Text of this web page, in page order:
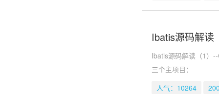
Ibatis源码解读
Ibatis源码解读（1）
三个主项目：
人气：10264